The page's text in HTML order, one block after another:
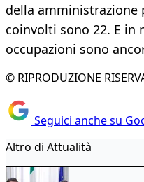
della
coinvolti sono 22. E in
occupazioni sono
© RIPRODUZIONE
Seguici anche su
Altro di Attualità